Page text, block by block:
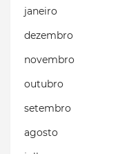
janeiro
dezembro
novembro
outubro
setembro
agosto